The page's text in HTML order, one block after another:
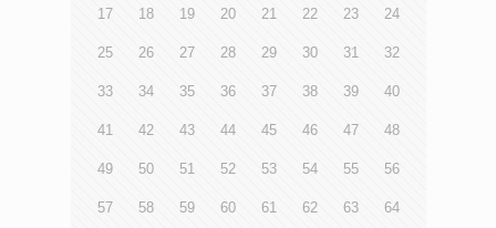
17 18 19 20 21 22 23 24
25 26 27 28 29 30 31 32
33 34 35 36 37 38 39 40
41 42 43 44 45 46 47 48
49 50 51 52 53 54 55 56
57 58 59 60 61 62 63 64